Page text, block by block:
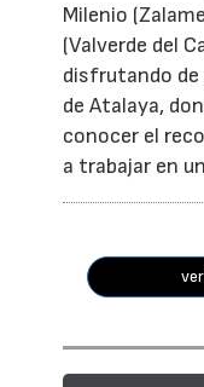
Milenio
(Valverde del
disfrutando
de Atalaya,
conocer el
a trabajar en